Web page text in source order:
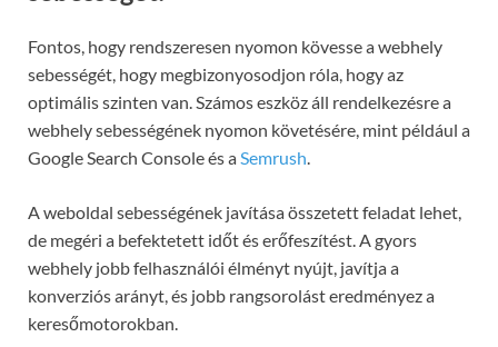
Fontos, hogy rendszeresen nyomon kövesse a webhely
sebességét, hogy megbizonyosodjon róla, hogy az
optimális szinten van. Számos eszköz áll rendelkezésre a
webhely sebességének nyomon követésére, mint például a
Google Search Console és a Semrush
A weboldal sebességének javítása összetett feladat lehet,
de megéri a befektetett időt és erőfeszítést. A gyors
webhely jobb felhasználói élményt nyújt, javítja a
konverziós arányt, és jobb rangsorolást eredményez a
keresőmotorokban.